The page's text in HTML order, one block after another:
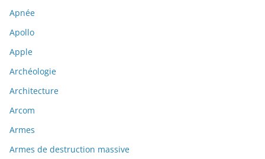
Apnée
Apollo
Apple
Archéologie
Architecture
Arcom
Armes
Armes de destruction massive